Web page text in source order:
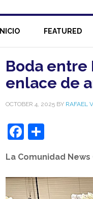
INICIO FEATURED
Boda entre
enlace de
OCTOBER 4, 2025 BY RAFAEL
Facebook
La Comunidad News